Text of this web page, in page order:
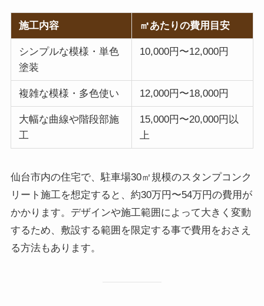
施工内容 ㎡あたりの費用目安
シンプルな模様・単色
塗装
10,000円〜12,000円
複雑な模様・多色使い 12,000円〜18,000円
大幅な曲線や階段部施
工
15,000円〜20,000円以
上
仙台市内の住宅で、駐車場30㎡規模のスタンプコンク
リート施工を想定すると、約30万円〜54万円の費用が
かかります。デザインや施工範囲によって大きく変動
するため、敷設する範囲を限定する事で費用をおさえ
る方法もあります。